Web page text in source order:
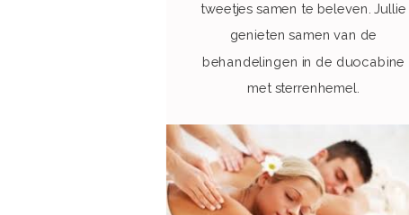
tweetjes samen te beleven. Jullie
genieten samen van de
behandelingen in de duocabine
met sterrenhemel.